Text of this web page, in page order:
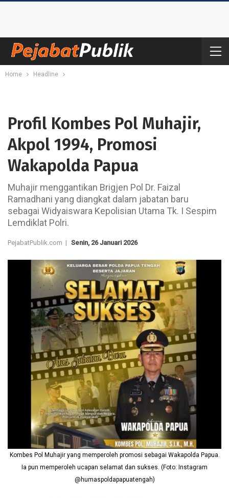
Home Headline
Profil Kombes Pol Muhajir,
Akpol 1994, Promosi
Wakapolda Papua
Muhajir menggantikan Brigjen Pol Dr. Faizal
Ramadhani yang diangkat dalam jabatan baru
sebagai Widyaiswara Kepolisian Utama Tk. I Sespim
Lemdiklat Polri.
PejabatPublik.com | Senin, 26 Januari 2026
Kombes Pol Muhajir yang memperoleh promosi sebagai Wakapolda Papua.
Ia pun memperoleh ucapan selamat dan sukses. (Foto: Instagram
@humaspoldapapuatengah)